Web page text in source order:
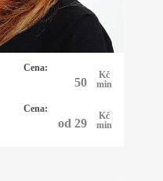
Cena:
50
Kč
min
Cena:
od 29
Kč
min
run, využívám